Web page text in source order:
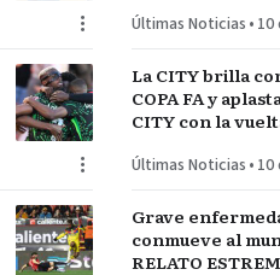
Últimas Noticias • 10
La CITY brilla
COPA FA y
CITY con la
Últimas Noticias • 10
Grave
conmueve al
RELATO